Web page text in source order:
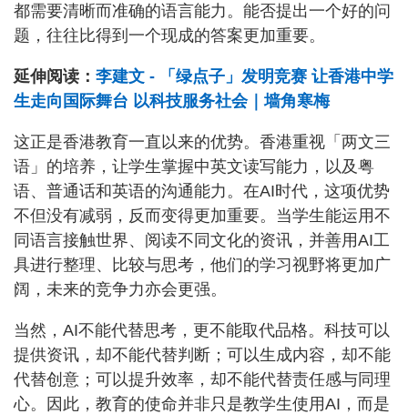
都需要清晰而准确的语言能力。能否提出一个好的问
题，往往比得到一个现成的答案更加重要。
延伸阅读： 李建文 - 「绿点子」发明竞赛 让香港中学
生走向国际舞台 以科技服务社会｜墙角寒梅
这正是香港教育一直以来的优势。香港重视「两文三
语」的培养，让学生掌握中英文读写能力，以及粤
语、普通话和英语的沟通能力。在AI时代，这项优势
不但没有减弱，反而变得更加重要。当学生能运用不
同语言接触世界、阅读不同文化的资讯，并善用AI工
具进行整理、比较与思考，他们的学习视野将更加广
阔，未来的竞争力亦会更强。
当然，AI不能代替思考，更不能取代品格。科技可以
提供资讯，却不能代替判断；可以生成内容，却不能
代替创意；可以提升效率，却不能代替责任感与同理
心。因此，教育的使命并非只是教学生使用AI，而是